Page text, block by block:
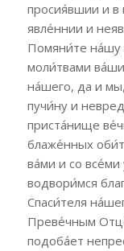
просия́вшии и в
явле́ннии и
Помяни́те
моли́твами
на́шего, да и
пучи́ну и
приста́нище
блаже́нных
ва́ми и со
водвори́мся
Спаси́теля
Преве́чным
подоба́ет